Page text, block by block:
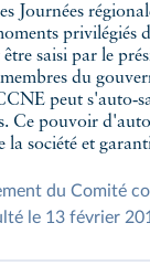
Journées
saisi par le
du
peut
Ce pouvoir
la société et
du Comité
le 13 février